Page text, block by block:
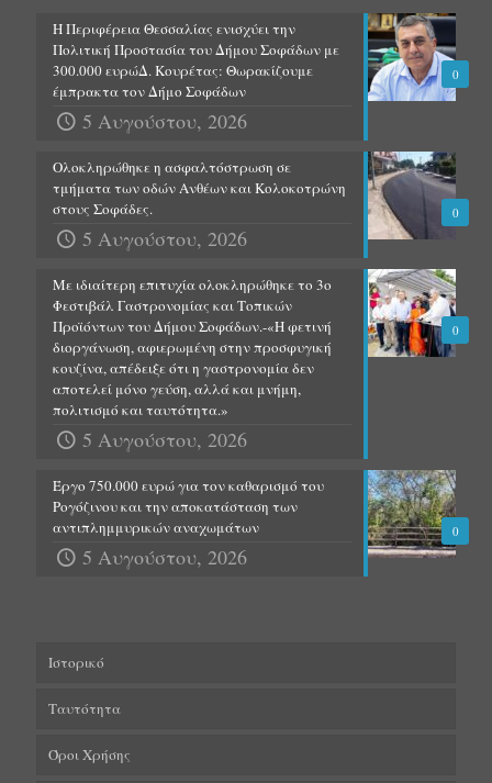
0
Η Περιφέρεια Θεσσαλίας ενισχύει την
Πολιτική Προστασία του Δήμου Σοφάδων με
300.000 ευρώΔ. Κουρέτας: Θωρακίζουμε
έμπρακτα τον Δήμο Σοφάδων
5 Αυγούστου, 2026
0
Ολοκληρώθηκε η ασφαλτόστρωση σε
τμήματα των οδών Ανθέων και Κολοκοτρώνη
στους Σοφάδες.
5 Αυγούστου, 2026
0
Με ιδιαίτερη επιτυχία ολοκληρώθηκε το 3ο
Φεστιβάλ Γαστρονομίας και Τοπικών
Προϊόντων του Δήμου Σοφάδων.-«Η φετινή
διοργάνωση, αφιερωμένη στην προσφυγική
κουζίνα, απέδειξε ότι η γαστρονομία δεν
αποτελεί μόνο γεύση, αλλά και μνήμη,
πολιτισμό και ταυτότητα.»
5 Αυγούστου, 2026
0
Έργο 750.000 ευρώ για τον καθαρισμό του
Ρογόζινου και την αποκατάσταση των
αντιπλημμυρικών αναχωμάτων
5 Αυγούστου, 2026
Ιστορικό
Ταυτότητα
Όροι Χρήσης